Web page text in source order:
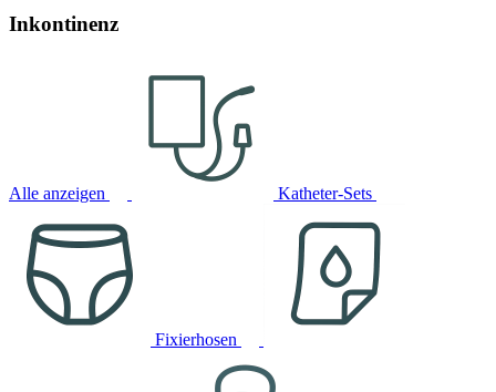
Inkontinenz
Alle anzeigen Katheter-Sets
Fixierhosen